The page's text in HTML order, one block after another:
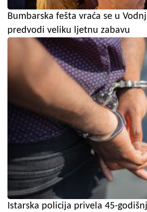
Bumbarska fešta vraća se u
predvodi veliku ljetnu zabavu
Istarska policija privela 45-